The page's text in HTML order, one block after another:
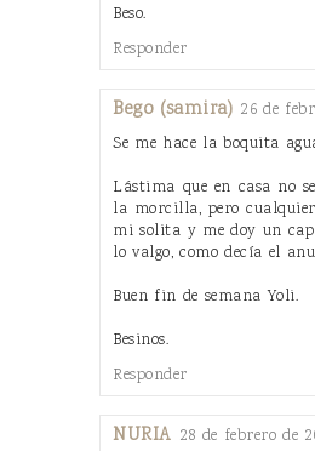
Beso.
Responder
Bego (samira) 26 de
Se me hace la boquita
Lástima que en casa no
la morcilla, pero
mi solita y me doy un
lo valgo, como decía el
Buen fin de semana Yoli.
Besinos.
Responder
NURIA 28 de febrero de